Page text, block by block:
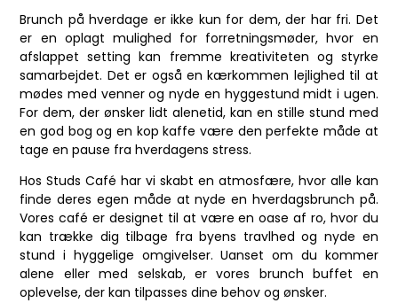
Brunch på hverdage er ikke kun for dem, der har fri. Det
er en oplagt mulighed for forretningsmøder, hvor en
afslappet setting kan fremme kreativiteten og styrke
samarbejdet. Det er også en kærkommen lejlighed til at
mødes med venner og nyde en hyggestund midt i ugen.
For dem, der ønsker lidt alenetid, kan en stille stund med
en god bog og en kop kaffe være den perfekte måde at
tage en pause fra hverdagens stress.
Hos Studs Café har vi skabt en atmosfære, hvor alle kan
finde deres egen måde at nyde en hverdagsbrunch på.
Vores café er designet til at være en oase af ro, hvor du
kan trække dig tilbage fra byens travlhed og nyde en
stund i hyggelige omgivelser. Uanset om du kommer
alene eller med selskab, er vores brunch buffet en
oplevelse, der kan tilpasses dine behov og ønsker.